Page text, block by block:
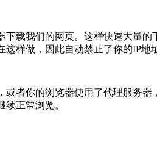
下载我们的网页。这样快速大量
这样做，因此自动禁止了你的IP
或者你的浏览器使用了代理服务
正常浏览。